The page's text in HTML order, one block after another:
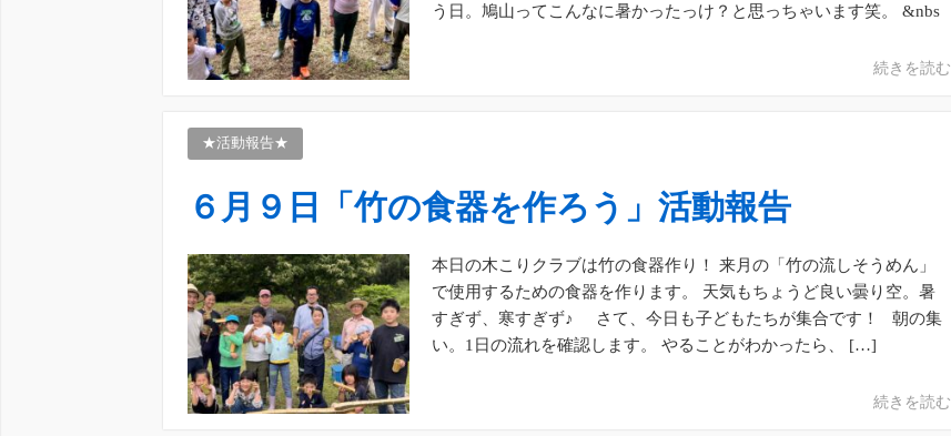
う日。鳩山ってこんなに暑かったっけ？と思っちゃいます笑。 &nbs
続きを読む
★活動報告★
６月９日「竹の食器を作ろう」活動報告
本日の木こりクラブは竹の食器作り！ 来月の「竹の流しそうめん」
で使用するための食器を作ります。 天気もちょうど良い曇り空。暑
すぎず、寒すぎず♪ さて、今日も子どもたちが集合です！ 朝の集
い。1日の流れを確認します。 やることがわかったら、 […]
続きを読む